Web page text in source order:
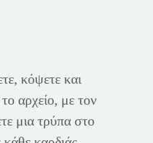
κόψετε και
αρχείο, με τον
μια τρύπα στο